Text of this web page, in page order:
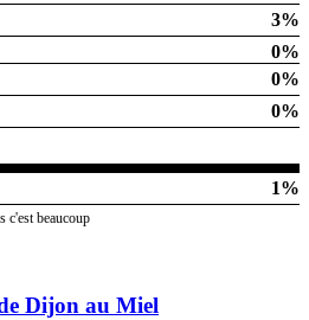
3%
0%
0%
0%
1%
c'est beaucoup
Dijon au Miel